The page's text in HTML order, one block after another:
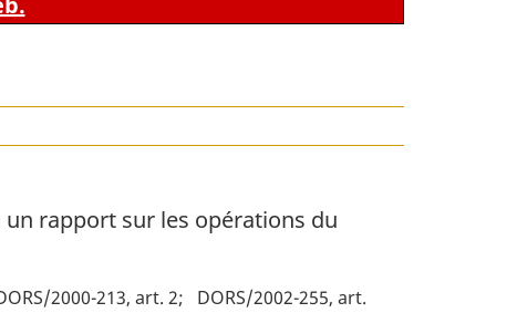
rapport sur les opérations du
2000-213, art. 2
DORS/2002-255, art.